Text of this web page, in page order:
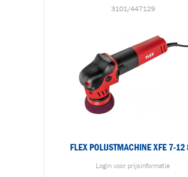
3101/447129
FLEX POLIJSTMACHINE XFE 7-12
Login voor prijsinformatie